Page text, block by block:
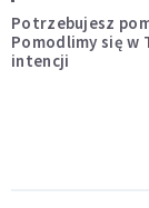
Potrzebujesz
Pomodlimy się w
intencji